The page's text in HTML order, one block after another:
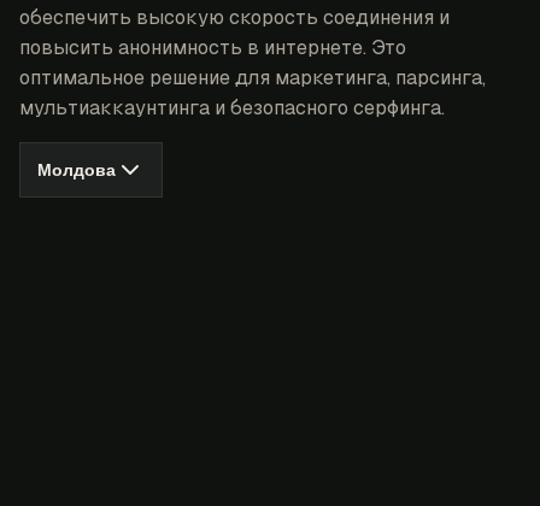
обеспечить высокую скорость соединения и
повысить анонимность в интернете. Это
оптимальное решение для маркетинга, парсинга,
мультиаккаунтинга и безопасного серфинга.
Молдова